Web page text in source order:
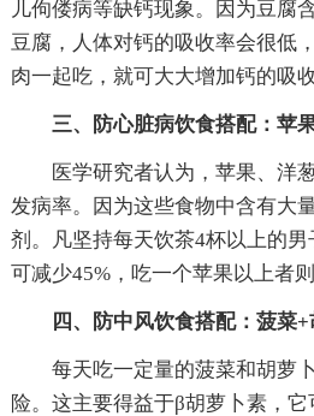
儿佝偻病等缺钙现象。因为豆腐
豆腐，人体对钙的吸收率会很低
肉一起吃，就可大大增加钙的吸
三、防心脏病饮食搭配：苹
医学研究者认为，苹果、洋
发病率。因为这些食物中含有大
剂。凡坚持每天饮茶4杯以上的
可减少45%，吃一个苹果以上者则
四、防中风饮食搭配：菠菜+
每天吃一定量的菠菜和胡萝
险。这主要得益于β胡萝卜素，